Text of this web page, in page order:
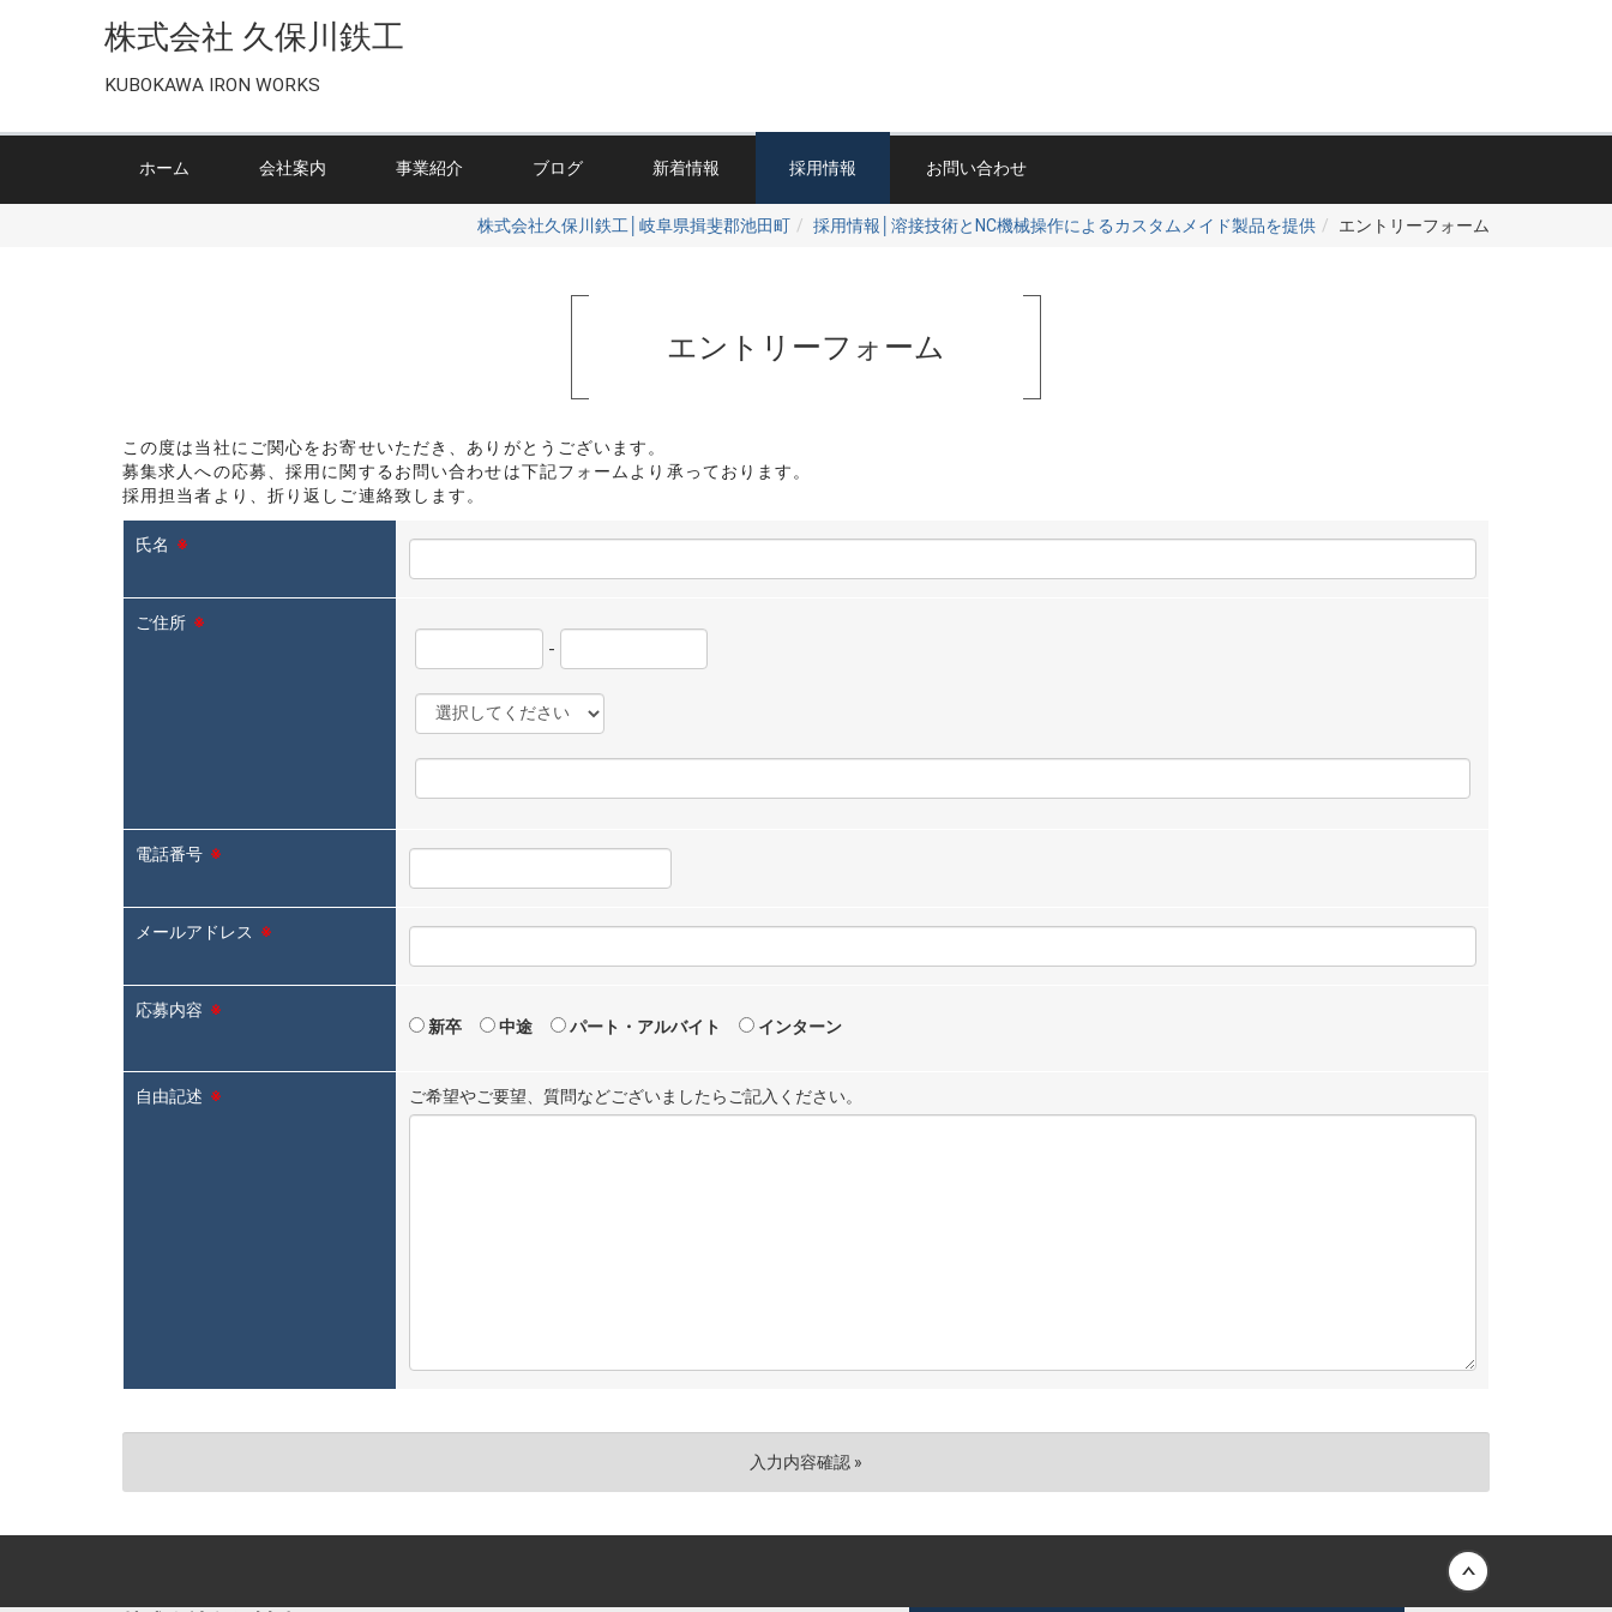
株式会社 久保川鉄工
KUBOKAWA IRON WORKS
ホーム 会社案内 事業紹介 ブログ 新着情報 採用情報 お問い合わせ
株式会社久保川鉄工│岐阜県揖斐郡池田町 採用情報│溶接技術とNC機械操作によるカスタムメイド製品を提供 エントリーフォーム
エントリーフォーム
この度は当社にご関心をお寄せいただき、ありがとうございます。
募集求人への応募、採用に関するお問い合わせは下記フォームより承っております。
採用担当者より、折り返しご連絡致します。
氏名 ※
ご住所 ※
-
電話番号 ※
メールアドレス ※
応募内容 ※
新卒
中途 パート・アルバイト インターン
自由記述 ※ ご希望やご要望、質問などございましたらご記入ください。